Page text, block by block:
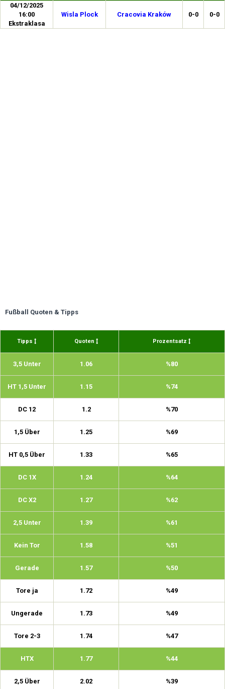
04/12/2025
16:00
Ekstraklasa
Wisla Plock Cracovia Kraków 0-0 0-0
Fußball Quoten & Tipps
Tipps Quoten Prozentsatz
3,5 Unter 1.06 %80
HT 1,5 Unter 1.15 %74
DC 12 1.2 %70
1,5 Über 1.25 %69
HT 0,5 Über 1.33 %65
DC 1X 1.24 %64
DC X2 1.27 %62
2,5 Unter 1.39 %61
Kein Tor 1.58 %51
Gerade 1.57 %50
Tore ja 1.72 %49
Ungerade 1.73 %49
Tore 2-3 1.74 %47
HTX 1.77 %44
2,5 Über 2.02 %39